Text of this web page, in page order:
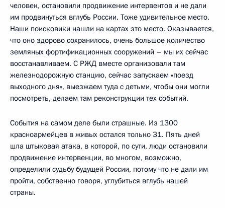
человек, остановили продвижение интервентов и не дали
им продвинуться вглубь России. Тоже удивительное место.
Наши поисковики нашли на картах это место. Оказывается,
что оно здорово сохранилось, очень большое количество
земляных фортификационных сооружений – мы их сейчас
восстанавливаем. С РЖД вместе организовали там
железнодорожную станцию, сейчас запускаем «поезд
выходного дня», выезжаем туда с детьми, чтобы они могли
посмотреть, делаем там реконструкции тех событий.
События на самом деле были страшные. Из 1300
красноармейцев в живых остался только 31. Пять дней
шла штыковая атака, в которой, по сути, люди остановили
продвижение интервенции, во многом, возможно,
определили судьбу будущей России, потому что не дали им
пройти, собственно говоря, углубиться вглубь нашей
страны.